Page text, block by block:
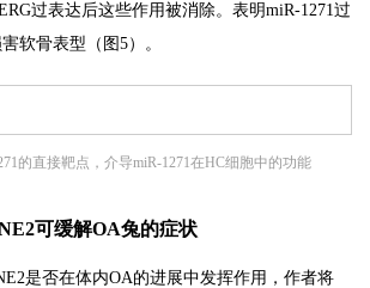
过表达后这些作用被消除。表明miR-1271过
软骨表型（图5）。
的直接靶点，介导miR-1271在HC细胞中的功能
可缓解OA兔的症状
是否在体内OA的进展中发挥作用，作者将